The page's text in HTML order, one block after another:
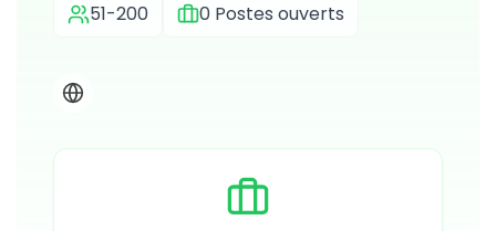
51-200 0 Postes ouverts